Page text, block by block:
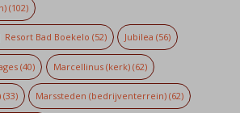
(102)
Bad Boekelo (52) Jubilea (56)
(40) Marcellinus (kerk)(62)
(33) Marssteden (bedrijventerrein) (62)